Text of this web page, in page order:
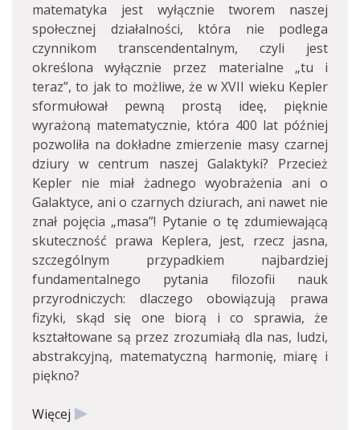
matematyka jest wyłącznie tworem naszej
społecznej działalności, która nie podlega
czynnikom transcendentalnym, czyli jest
określona wyłącznie przez materialne „tu i
teraz”, to jak to możliwe, że w XVII wieku Kepler
sformułował pewną prostą ideę, pięknie
wyrażoną matematycznie, która 400 lat później
pozwoliła na dokładne zmierzenie masy czarnej
dziury w centrum naszej Galaktyki? Przecież
Kepler nie miał żadnego wyobrażenia ani o
Galaktyce, ani o czarnych dziurach, ani nawet nie
znał pojęcia „masa”! Pytanie o tę zdumiewającą
skuteczność prawa Keplera, jest, rzecz jasna,
szczególnym przypadkiem najbardziej
fundamentalnego pytania filozofii nauk
przyrodniczych: dlaczego obowiązują prawa
fizyki, skąd się one biorą i co sprawia, że
kształtowane są przez zrozumiałą dla nas, ludzi,
abstrakcyjną, matematyczną harmonię, miarę i
piękno?
Więcej